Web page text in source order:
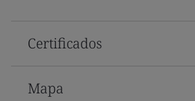
Certificados
Mapa